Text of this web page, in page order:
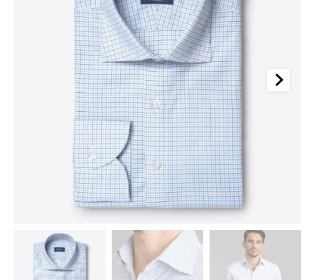
Lafayette Twill Fabric
Q175.00
+ AGREGAR